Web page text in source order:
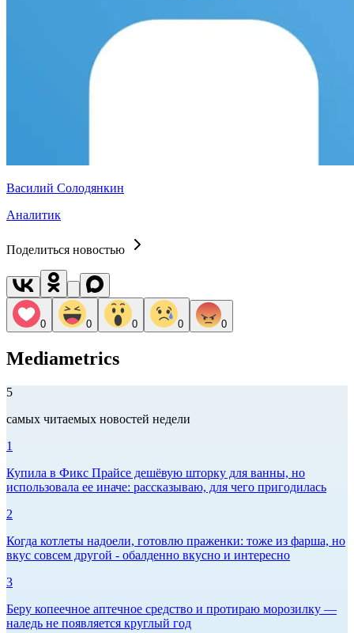
Василий Солодянкин
Аналитик
Поделиться новостью
0 0 0 0 0
Mediametrics
5
самых читаемых новостей недели
1
Купила в Фикс Прайсе дешёвую шторку для ванны, но
использовала ее иначе: рассказываю, для чего пригодилась
2
Когда котлеты надоели, готовлю праженки: тоже из фарша, но
вкус совсем другой - обалденно вкусно и интересно
3
Беру копеечное аптечное средство и протираю морозилку —
наледь не появляется круглый год